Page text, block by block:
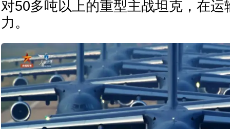
对50多吨以上的重型主战坦克，在运
力。